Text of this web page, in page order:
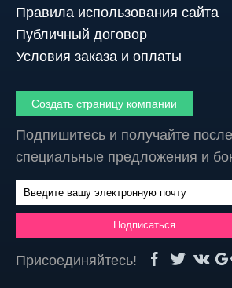
Правила использования сайта
Публичный договор
Условия заказа и оплаты
Создать страницу компании
Подпишитесь и получайте
специальные предложения и
Присоединяйтесь!